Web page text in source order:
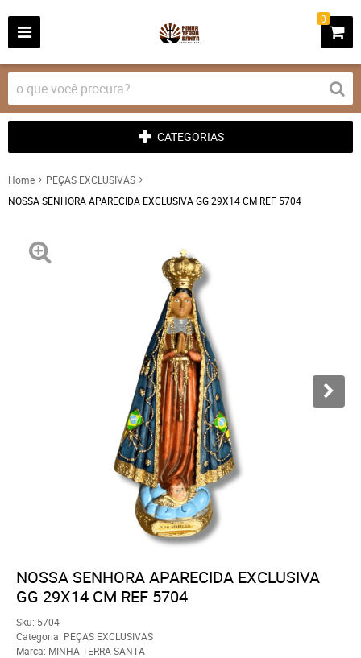
0
CATEGORIAS
Home
PEÇAS EXCLUSIVAS
NOSSA SENHORA APARECIDA EXCLUSIVA GG 29X14 CM REF 5704
NOSSA SENHORA APARECIDA EXCLUSIVA
GG 29X14 CM REF 5704
Sku: 5704
Categoria: PEÇAS EXCLUSIVAS
Marca: MINHA TERRA SANTA